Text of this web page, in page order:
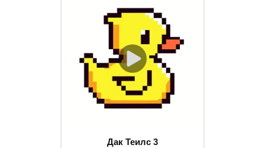
Дак Теилс 3